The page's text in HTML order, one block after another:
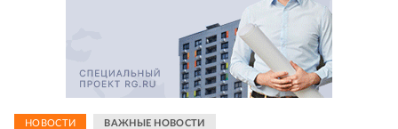
НОВОСТИ ВАЖНЫЕ НОВОСТИ